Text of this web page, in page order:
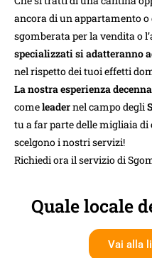
ancora di un appartamento o
sgomberata per la vendita o
specializzati si adatteranno
nel rispetto dei tuoi effetti
La nostra esperienza
comeleadernel campo degli
tu a far parte delle migliaia
scelgono i nostri servizi!
Richiedi ora il servizio di
Quale locale
Vai alla